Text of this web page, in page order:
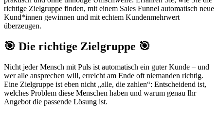
richtige Zielgruppe finden, mit einem Sales Funnel automatisch neue
Kund*innen gewinnen und mit echtem Kundenmehrwert
überzeugen.
🎯 Die richtige Zielgruppe 🎯
Nicht jeder Mensch mit Puls ist automatisch ein guter Kunde – und
wer alle ansprechen will, erreicht am Ende oft niemanden richtig.
Eine Zielgruppe ist eben nicht „alle, die zahlen“: Entscheidend ist,
welches Problem diese Menschen haben und warum genau Ihr
Angebot die passende Lösung ist.